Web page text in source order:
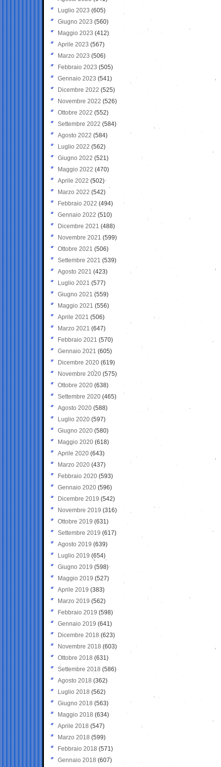
Luglio 2023 (605)
Giugno 2023 (560)
Maggio 2023 (412)
Aprile 2023 (567)
Marzo 2023 (506)
Febbraio 2023 (505)
Gennaio 2023 (541)
Dicembre 2022 (525)
Novembre 2022 (526)
Ottobre 2022 (552)
Settembre 2022 (584)
Agosto 2022 (584)
Luglio 2022 (562)
Giugno 2022 (521)
Maggio 2022 (470)
Aprile 2022 (502)
Marzo 2022 (542)
Febbraio 2022 (494)
Gennaio 2022 (510)
Dicembre 2021 (488)
Novembre 2021 (599)
Ottobre 2021 (506)
Settembre 2021 (539)
Agosto 2021 (423)
Luglio 2021 (577)
Giugno 2021(559)
Maggio 2021 (556)
Aprile 2021 (506)
Marzo 2021 (647)
Febbraio 2021 (570)
Gennaio 2021 (605)
Dicembre 2020 (619)
Novembre 2020 (575)
Ottobre 2020 (638)
Settembre 2020(465)
Agosto 2020 (588)
Luglio 2020 (597)
Giugno 2020 (580)
Maggio 2020 (618)
Aprile 2020 (643)
Marzo 2020 (437)
Febbraio 2020 (593)
Gennaio 2020 (596)
Dicembre 2019 (542)
Novembre 2019 (316)
Ottobre 2019 (631)
Settembre 2019 (617)
Agosto 2019 (639)
Luglio 2019 (654)
Giugno 2019 (598)
Maggio 2019 (527)
Aprile 2019 (383)
Marzo 2019 (562)
Febbraio 2019 (598)
Gennaio 2019 (641)
Dicembre 2018 (623)
Novembre 2018 (603)
Ottobre 2018 (631)
Settembre 2018 (586)
Agosto 2018 (362)
Luglio 2018 (562)
Giugno 2018 (563)
Maggio 2018 (634)
Aprile 2018 (547)
Marzo 2018 (599)
Febbraio 2018 (571)
Gennaio 2018 (607)